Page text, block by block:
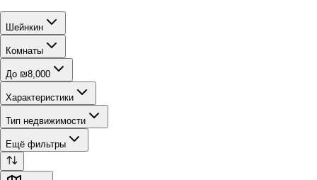
Шейнкин
Комнаты
До ₪8,000
Характеристики
Тип недвижимости
Ещё фильтры